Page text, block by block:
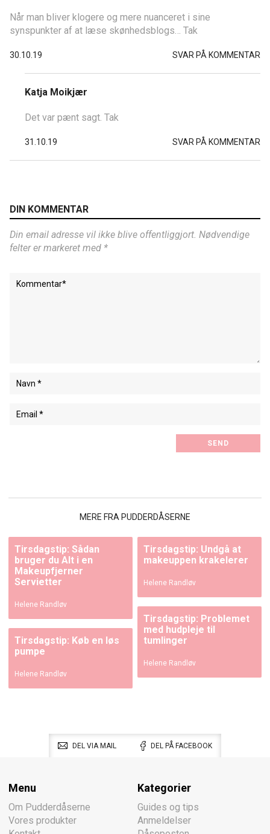
Når man bliver klogere og mere nuanceret i sine
synspunkter af at læse skønhedsblogs… Tak
30.10.19 SVAR PÅ KOMMENTAR
Katja Moikjær
Det var pænt sagt. Tak
31.10.19 SVAR PÅ KOMMENTAR
DIN KOMMENTAR
Din email adresse vil ikke blive offentliggjort. Nødvendige
felter er markeret med *
MERE FRA PUDDERDÅSERNE
Tirsdagstip: Sådan
bruger du Alt i en
Makeupfjerner
Servietter
Helene Randløv
Tirsdagstip: Undgå at
makeuppen krakelerer
Helene Randløv
Tirsdagstip: Køb en løs
pumpe
Helene Randløv
Tirsdagstip: Problemet
med hudpleje til
tumlinger
Helene Randløv
DEL VIA MAIL DEL PÅ FACEBOOK
Menu
Om Pudderdåserne
Vores produkter
Kategorier
Guides og tips
Anmeldelser